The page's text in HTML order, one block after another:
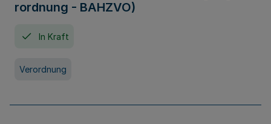
rordnung - BAHZVO)
In Kraft
Verordnung